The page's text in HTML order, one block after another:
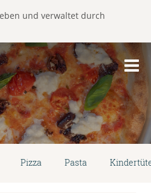
und verwaltet durch
Pizza Pasta